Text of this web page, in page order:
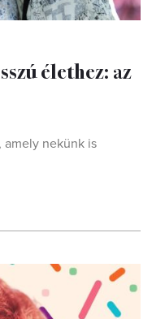
élethez: az
amely nekünk is